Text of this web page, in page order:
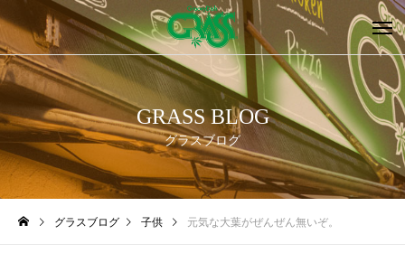
GRASS BLOG
グラスブログ
グラスブログ 子供 元気な大葉がぜんぜん無いぞ。